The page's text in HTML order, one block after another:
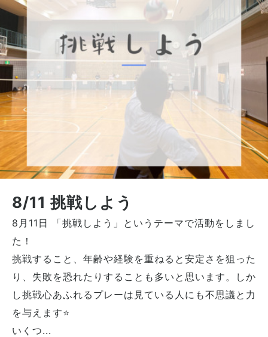
8/11 挑戦しよう
8月11日 「挑戦しよう」というテーマで活動をしまし
た！
挑戦すること、年齢や経験を重ねると安定さを狙った
り、失敗を恐れたりすることも多いと思います。しか
し挑戦心あふれるプレーは見ている人にも不思議と力
を与えます⭐️
いくつ...